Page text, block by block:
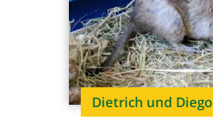
Dietrich und Diego